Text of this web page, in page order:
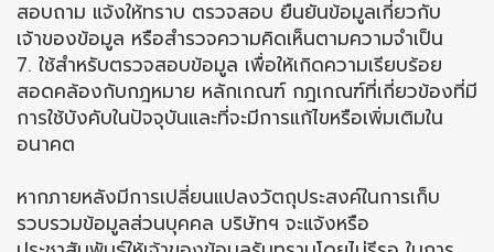
สอบถาม แจ้งให้ทราบ ตรวจสอบ ยืนยันข้อมูลเกี่ยวกับ
เจ้าของข้อมูล หรือสำรวจความคิดเห็นตามความจำเป็น
7. ใช้สำหรับตรวจสอบข้อมูล เพื่อให้เกิดความเรียบร้อย
สอดคล้องกับกฎหมาย หลักเกณฑ์ กฎเกณฑ์ที่เกี่ยวข้องที่มี
การใช้บังคับในปัจจุบันและที่จะมีการแก้ไขหรือเพิ่มเติมใน
อนาคต
หากภายหลังมีการเปลี่ยนแปลงวัตถุประสงค์ในการเก็บ
รวบรวมข้อมูลส่วนบุคคล บริษัทฯ จะแจ้งหรือ